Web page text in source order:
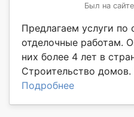
Был на
Предлагаем услуги по
отделочные работам.
них более 4 лет в
Строительство домов.
Подробнее